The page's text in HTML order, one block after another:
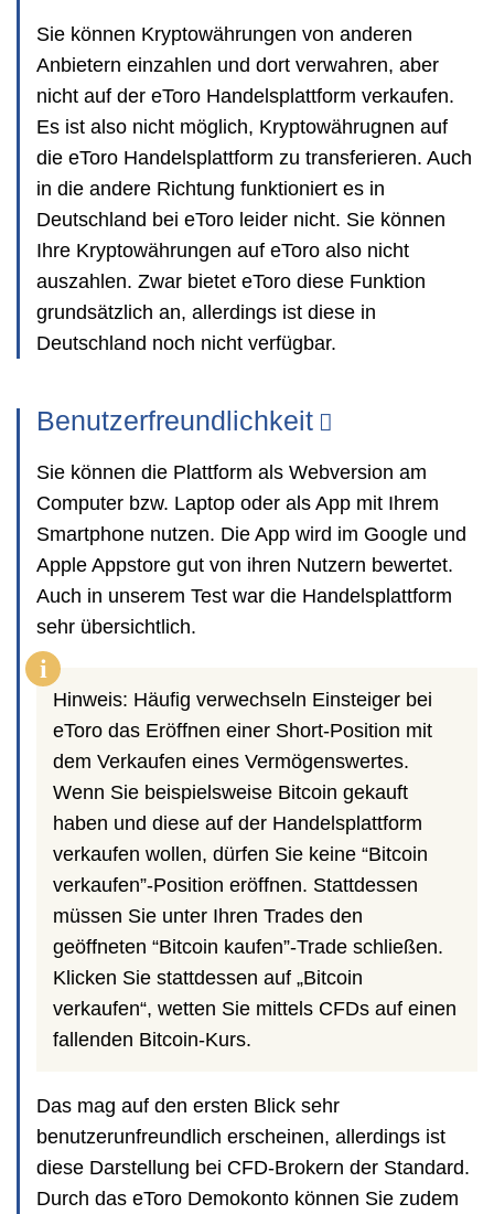
Sie können Kryptowährungen von anderen
Anbietern einzahlen und dort verwahren, aber
nicht auf der eToro Handelsplattform verkaufen.
Es ist also nicht möglich, Kryptowährugnen auf
die eToro Handelsplattform zu transferieren. Auch
in die andere Richtung funktioniert es in
Deutschland bei eToro leider nicht. Sie können
Ihre Kryptowährungen auf eToro also nicht
auszahlen. Zwar bietet eToro diese Funktion
grundsätzlich an, allerdings ist diese in
Deutschland noch nicht verfügbar.
Benutzerfreundlichkeit
Sie können die Plattform als Webversion am
Computer bzw. Laptop oder als App mit Ihrem
Smartphone nutzen. Die App wird im Google und
Apple Appstore gut von ihren Nutzern bewertet.
Auch in unserem Test war die Handelsplattform
sehr übersichtlich.
i
Hinweis: Häufig verwechseln Einsteiger bei
eToro das Eröffnen einer Short-Position mit
dem Verkaufen eines Vermögenswertes.
Wenn Sie beispielsweise Bitcoin gekauft
haben und diese auf der Handelsplattform
verkaufen wollen, dürfen Sie keine “Bitcoin
verkaufen”-Position eröffnen. Stattdessen
müssen Sie unter Ihren Trades den
geöffneten “Bitcoin kaufen”-Trade schließen.
Klicken Sie stattdessen auf „Bitcoin
verkaufen“, wetten Sie mittels CFDs auf einen
fallenden Bitcoin-Kurs.
Das mag auf den ersten Blick sehr
benutzerunfreundlich erscheinen, allerdings ist
diese Darstellung bei CFD-Brokern der Standard.
Durch das eToro Demokonto können Sie zudem